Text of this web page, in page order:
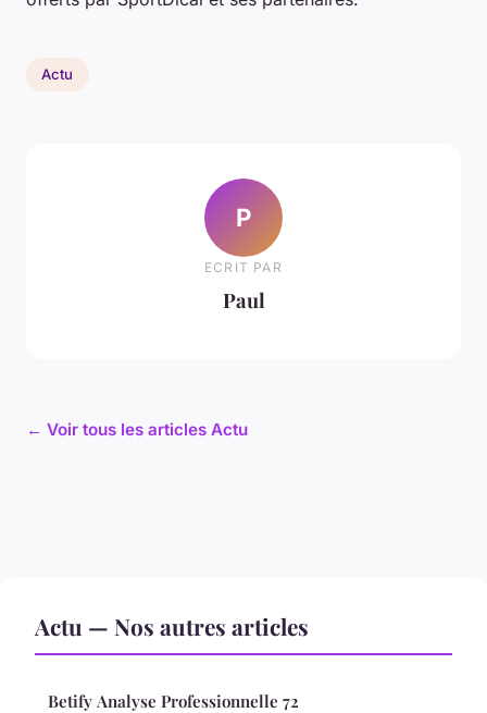
Actu
P
ECRIT PAR
Paul
← Voir tous les articles Actu
Actu — Nos autres articles
Betify Analyse Professionnelle 72